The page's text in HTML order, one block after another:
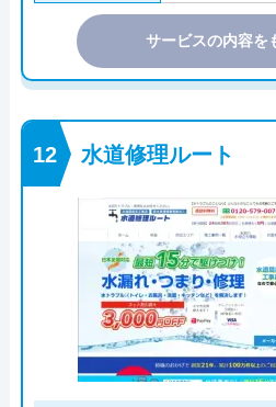
サービスの内容を
水道修理ルート